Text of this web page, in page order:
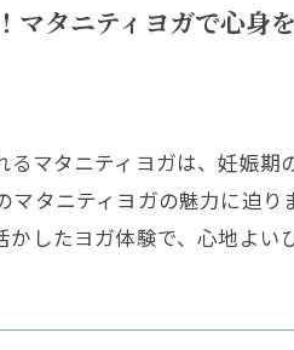
マタニティヨガで心身
るマタニティヨガは、妊娠
マタニティヨガの魅力に迫
したヨガ体験で、心地よい